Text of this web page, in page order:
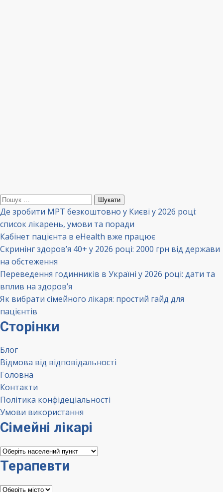
Пошук:
Де зробити МРТ безкоштовно у Києві у 2026 році:
список лікарень, умови та поради
Кабінет пацієнта в eHealth вже працює
Скринінг здоров’я 40+ у 2026 році: 2000 грн від держави
на обстеження
Переведення годинників в Україні у 2026 році: дати та
вплив на здоров’я
Як вибрати сімейного лікаря: простий гайд для
пацієнтів
Сторінки
Блог
Відмова від відповідальності
Головна
Контакти
Політика конфідеціальності
Умови використання
Сімейні лікарі
Сімейні
лікарі
Терапевти
Терапевти